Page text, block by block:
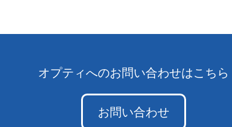
オプティへのお問い合わせはこちら
お問い合わせ